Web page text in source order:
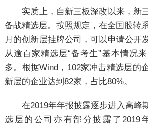
实质上，自新三板深改以来，新
备战精选层。按照规定，在全国股转
月的创新层挂牌公司，可以申请公开
从逾百家精选层“备考生”基本情况
多。根据Wind，102家冲击精选层的
新层的企业达到82家，占比80%。
在2019年年报披露逐步进入高峰
选层的公司亦有部分披露了2019